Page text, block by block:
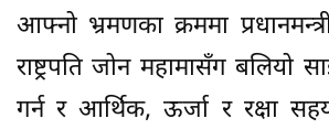
आफ्नो भ्रमणका क्रममा
राष्ट्रपति जोन महामासँग बलियो
गर्न र आर्थिक, ऊर्जा र रक्षा